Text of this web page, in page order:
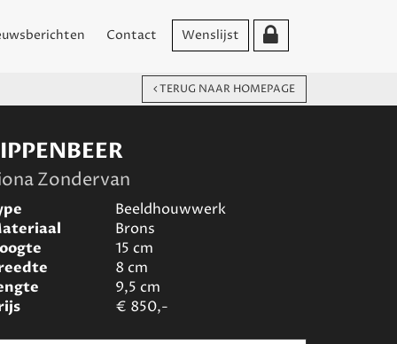
Contact Wenslijst
TERUG NAAR HOMEPAGE
Zondervan
Beeldhouwwerk
Brons
15 cm
8 cm
9,5 cm
€ 850,-